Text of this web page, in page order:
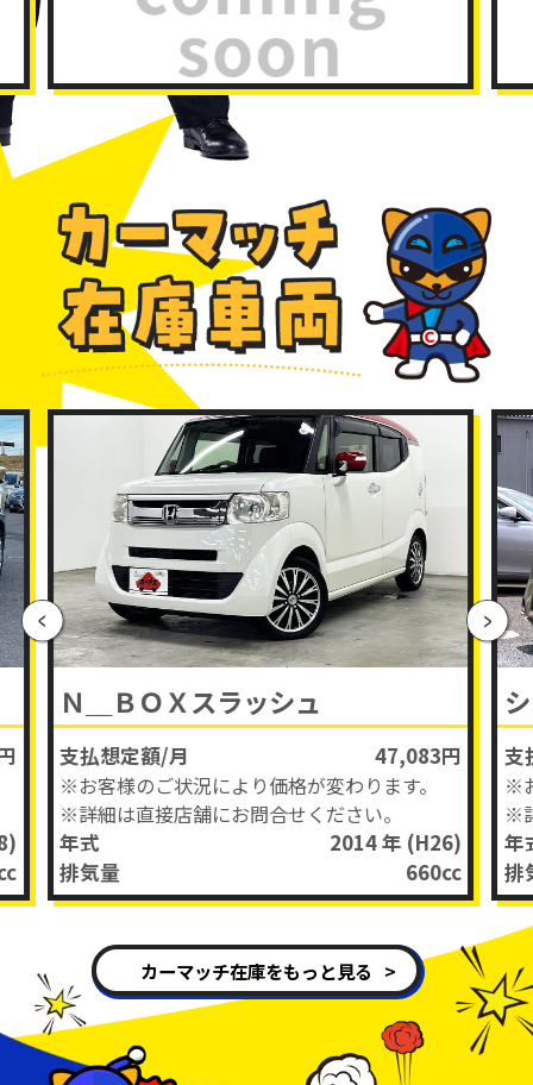
Ｎ＿ＢＯＸスラッシュ
支払想定額/月
47,083円
※お客様のご状況により価格が変わります。
※詳細は直接店舗にお問合せください。
年式
2014 年 (H26)
排気量
660cc
支
※
※
年
排
カーマッチ在庫をもっと見る